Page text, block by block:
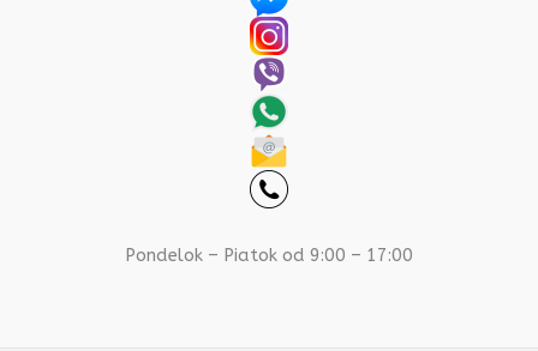
Pondelok – Piatok od 9:00 – 17:00